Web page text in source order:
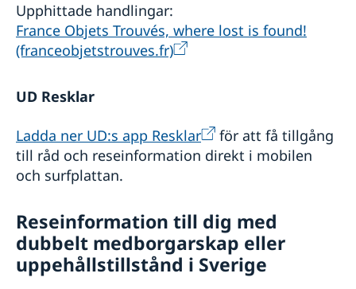
Upphittade handlingar:
France Objets Trouvés, where lost is found!
(franceobjetstrouves.fr)
UD Resklar
Ladda ner UD:s app Resklar
för att få tillgång
till råd och reseinformation direkt i mobilen
och surfplattan.
Reseinformation till dig med
dubbelt medborgarskap eller
uppehållstillstånd i Sverige